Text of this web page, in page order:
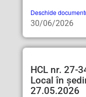
Deschide
30/06/2026
HCL nr. 27-
Local în
27.05.2026